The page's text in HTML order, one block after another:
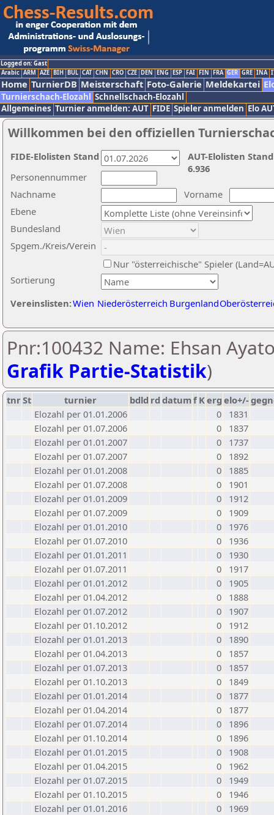
Logged on: Gast
Arabic ARM AZE BIH BUL CAT CHN CRO CZE DEN ENG ESP FAI FIN FRA GER GRE INA
Home TurnierDB Meisterschaft Foto-Galerie Meldekartei
Turnierschach-Elozahl Schnellschach-Elozahl
Allgemeines Turnier anmelden: AUT FIDE Spieler anmelden Elo
Willkommen bei den offiziellen
Nachname
Vorname
Ebene
Sortierung
Personennummer
Bundesland
Spgem./Kreis/Verein
Nur "österreichische" Spieler
Vereinslisten:Wien Niederösterreich Burgenland
AUT-Elolisten
6.936
FIDE-Elolisten Stand
Pnr:100432 Name: Ehsan
Grafik Partie-Statistik)
tnrSt turnier bdld rd datumf Kerg elo+/-
Elozahl per 01.01.2006
0
1831
Elozahl per 01.07.2006
0
1837
Elozahl per 01.01.2007
0
1737
Elozahl per 01.07.2007
0
1892
Elozahl per 01.01.2008
0
1885
Elozahl per 01.07.2008
0
1901
Elozahl per 01.01.2009
0
1912
Elozahl per 01.07.2009
0
1909
Elozahl per 01.01.2010
0
1976
Elozahl per 01.07.2010
0
1936
Elozahl per 01.01.2011
0
1930
Elozahl per 01.07.2011
0
1917
Elozahl per 01.01.2012
0
1905
Elozahl per 01.04.2012
0
1888
Elozahl per 01.07.2012
0
1907
Elozahl per 01.10.2012
0
1912
Elozahl per 01.01.2013
0
1890
Elozahl per 01.04.2013
0
1857
Elozahl per 01.07.2013
0
1857
Elozahl per 01.10.2013
0
1849
Elozahl per 01.01.2014
0
1877
Elozahl per 01.04.2014
0
1877
Elozahl per 01.07.2014
0
1896
Elozahl per 01.10.2014
0
1896
Elozahl per 01.01.2015
0
1908
Elozahl per 01.04.2015
0
1962
Elozahl per 01.07.2015
0
1949
Elozahl per 01.10.2015
0
1946
Elozahl per 01.01.2016
0
1969